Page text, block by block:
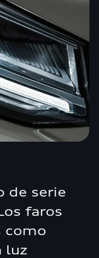
de serie
faros
como
luz